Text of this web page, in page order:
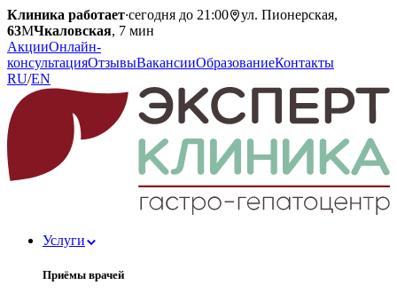
Клиника работает·сегодня до 21:00
ул. Пионерская,
63МЧкаловская, 7 мин
АкцииОнлайн-
консультацияОтзывыВакансииОбразованиеКонтакты
RU/EN
Услуги
Приёмы врачей